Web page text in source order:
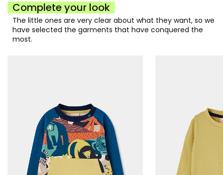
Complete your look
The little ones are very clear about what they want, so we
have selected the garments that have conquered the
most.